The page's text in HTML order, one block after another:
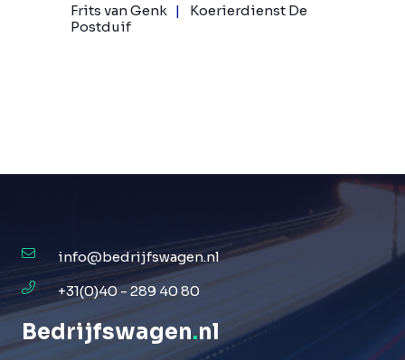
Frits van Genk
Koerierdienst De
Postduif
info@bedrijfswagen.nl
+31(0)40 - 289 40 80
Bedrijfswagen.nl